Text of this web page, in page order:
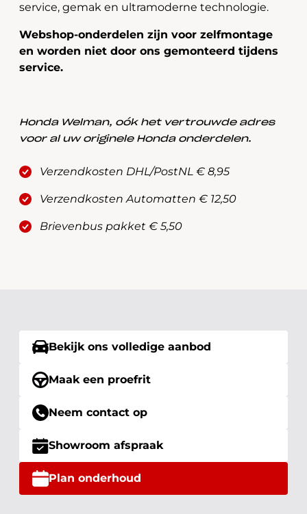
service, gemak en ultramoderne technologie.
Webshop-onderdelen zijn voor zelfmontage
en worden niet door ons gemonteerd tijdens
service.
Honda Welman, oók het vertrouwde adres
voor al uw originele Honda onderdelen.
Verzendkosten DHL/PostNL € 8,95
Verzendkosten Automatten € 12,50
Brievenbus pakket € 5,50
Bekijk ons volledige aanbod
Maak een proefrit
Neem contact op
Showroom afspraak
Plan onderhoud